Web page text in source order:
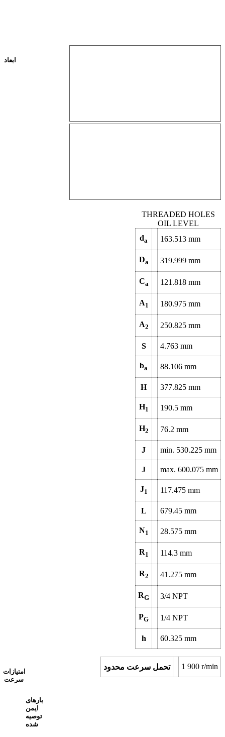
ابعاد
da 163.513 mm
Da 319.999 mm
Ca 121.818 mm
A1 180.975 mm
A2 250.825 mm
S 4.763 mm
ba 88.106 mm
H 377.825 mm
H1 190.5 mm
H2 76.2 mm
J min. 530.225 mm
J max. 600.075 mm
J1 117.475 mm
L 679.45 mm
N1 28.575 mm
THREADED HOLES
R1 114.3 mm
R2 41.275 mm
RG 3/4 NPT
PG 1/4 NPT
OIL LEVEL
h 60.325 mm
امتیازات
سرعت
تحمل سرعت محدود 1 900 r/min
بارهای
ایمن
توصیه
شده